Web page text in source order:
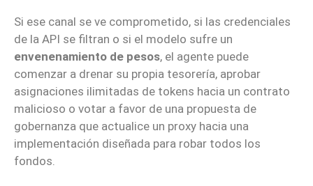
Si ese canal se ve comprometido, si las credenciales
de la API se filtran o si el modelo sufre un
envenenamiento de pesos, el agente puede
comenzar a drenar su propia tesorería, aprobar
asignaciones ilimitadas de tokens hacia un contrato
malicioso o votar a favor de una propuesta de
gobernanza que actualice un proxy hacia una
implementación diseñada para robar todos los
fondos.